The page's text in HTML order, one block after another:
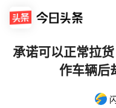
承诺可以正常拉
作车辆后